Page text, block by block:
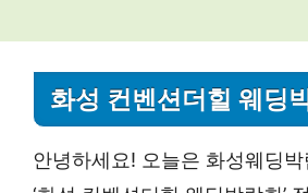
화성 컨벤션더힐 웨딩
안녕하세요! 오늘은 화성웨딩